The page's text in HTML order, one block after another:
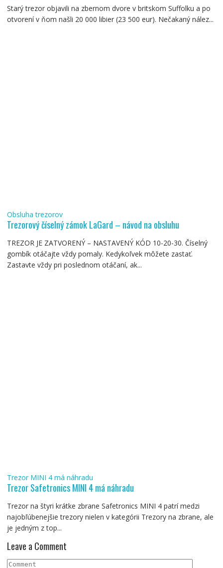
Starý trezor objavili na zbernom dvore v britskom Suffolku a po
otvorení v ňom našli 20 000 libier (23 500 eur). Nečakaný nález...
Obsluha trezorov
Trezorový číselný zámok LaGard – návod na obsluhu
TREZOR JE ZATVORENÝ – NASTAVENÝ KÓD 10-20-30. Číselný
gombík otáčajte vždy pomaly. Kedykoľvek môžete zastať.
Zastavte vždy pri poslednom otáčaní, ak...
Trezor MINI 4 má náhradu
Trezor Safetronics MINI 4 má náhradu
Trezor na štyri krátke zbrane Safetronics MINI 4 patrí medzi
najobľúbenejšie trezory nielen v kategórii Trezory na zbrane, ale
je jedným z top...
Leave a Comment